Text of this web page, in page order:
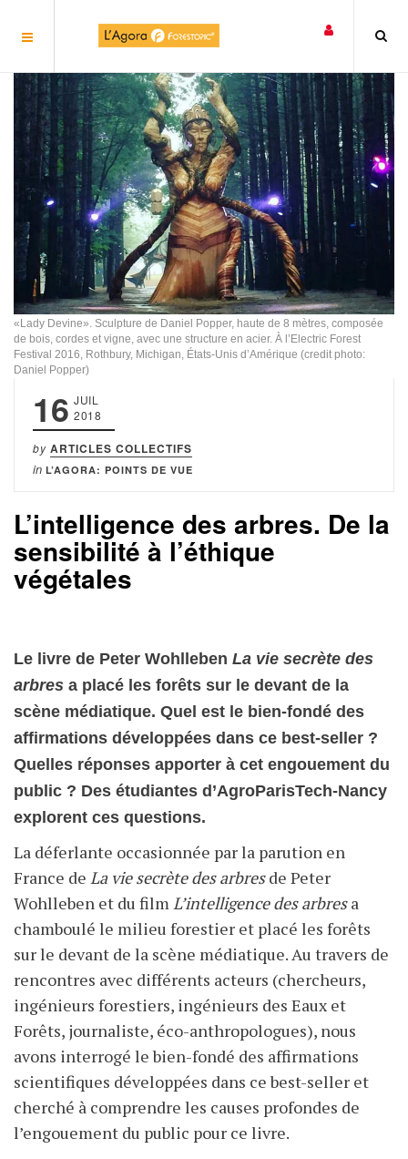
«Lady Devine». Sculpture de Daniel Popper, haute de 8 mètres, composée
de bois, cordes et vigne, avec une structure en acier. À l’Electric Forest
Festival 2016, Rothbury, Michigan, États-Unis d’Amérique (credit photo:
Daniel Popper)
16 JUIL
2018
by ARTICLES COLLECTIFS
in L’AGORA: POINTS DE VUE
L’intelligence des arbres. De la
sensibilité à l’éthique
végétales
Le livre de Peter Wohlleben La vie secrète des
arbres a placé les forêts sur le devant de la
scène médiatique. Quel est le bien-fondé des
affirmations développées dans ce best-seller ?
Quelles réponses apporter à cet engouement du
public ? Des étudiantes d’AgroParisTech-Nancy
explorent ces questions.
La déferlante occasionnée par la parution en
France de La vie secrète des arbresde Peter
Wohlleben et du filmL’intelligence des arbresa
chamboulé le milieu forestier et placé les forêts
sur le devant de la scène médiatique. Au travers de
rencontres avec différents acteurs (chercheurs,
ingénieurs forestiers, ingénieurs des Eaux et
Forêts, journaliste, éco-anthropologues), nous
avons interrogé le bien-fondé des affirmations
scientifiques développées dans ce best-seller et
cherché à comprendre les causes profondes de
l’engouement du public pour ce livre.